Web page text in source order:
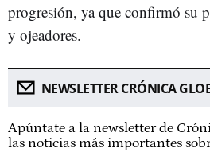
progresión, ya que confirmó su
y ojeadores.
NEWSLETTER CRÓNICA
Apúntate a la newsletter de
las noticias más importantes